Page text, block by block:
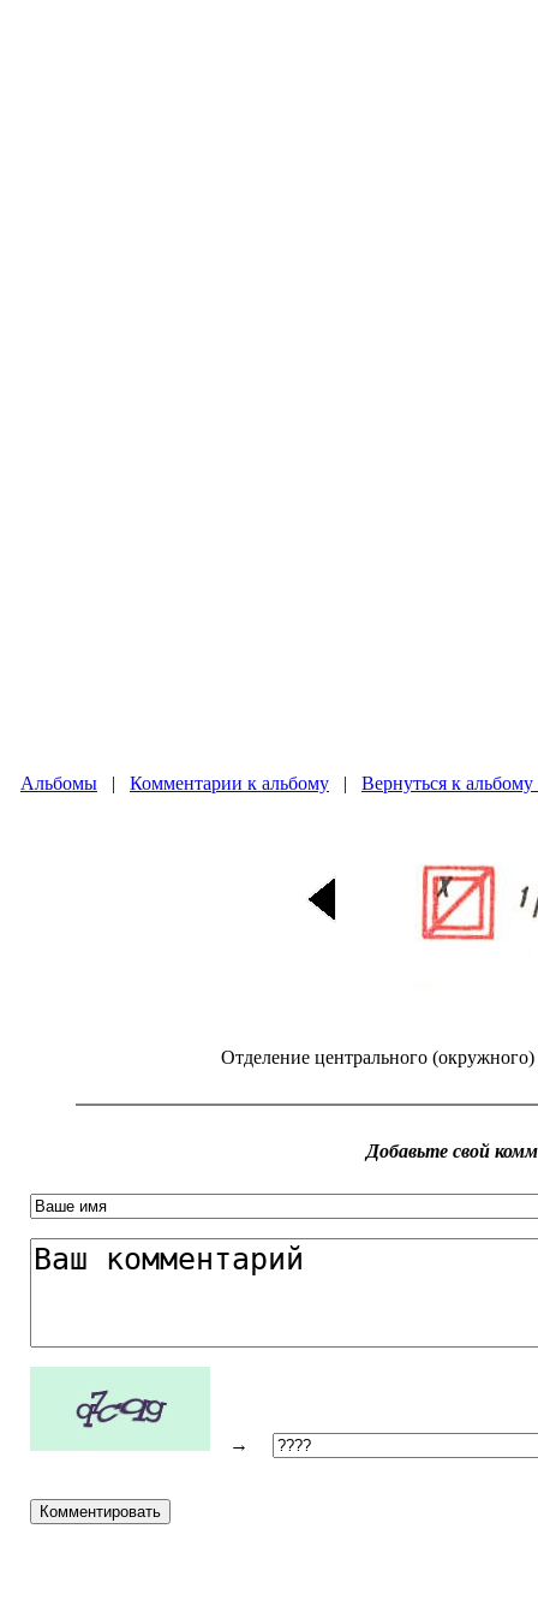
Альбомы | Комментарии к альбому | Вернуться к
Отделение центрального
Добавьте свой
→